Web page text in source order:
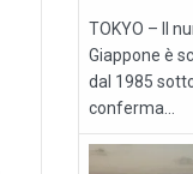
TOKYO – Il
Giappone è
dal 1985
conferma...